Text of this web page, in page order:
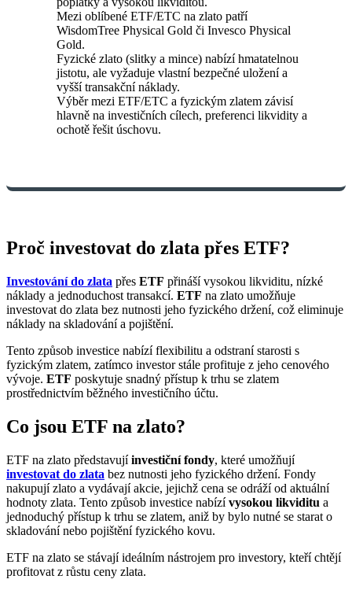
Mezi oblíbené ETF/ETC na zlato patří
WisdomTree Physical Gold či Invesco Physical
Gold.
Fyzické zlato (slitky a mince) nabízí hmatatelnou
jistotu, ale vyžaduje vlastní bezpečné uložení a
vyšší transakční náklady.
Výběr mezi ETF/ETC a fyzickým zlatem závisí
hlavně na investičních cílech, preferenci likvidity a
ochotě řešit úschovu.
Proč investovat do zlata přes ETF?
Investování do zlata přes ETF přináší vysokou likviditu, nízké
náklady a jednoduchost transakcí. ETF na zlato umožňuje
investovat do zlata bez nutnosti jeho fyzického držení, což eliminuje
náklady na skladování a pojištění.
Tento způsob investice nabízí flexibilitu a odstraní starosti s
fyzickým zlatem, zatímco investor stále profituje z jeho cenového
vývoje. ETF poskytuje snadný přístup k trhu se zlatem
prostřednictvím běžného investičního účtu.
Co jsou ETF na zlato?
ETF na zlato představujíinvestiční fondy, které umožňují
investovat do zlata bez nutnosti jeho fyzického držení. Fondy
nakupují zlato a vydávají akcie, jejichž cena se odráží od aktuální
hodnoty zlata. Tento způsob investice nabízívysokou likviditu a
jednoduchý přístup k trhu se zlatem, aniž by bylo nutné se starat o
skladování nebo pojištění fyzického kovu.
ETF na zlato se stávají ideálním nástrojem pro investory, kteří chtějí
profitovat z růstu ceny zlata.